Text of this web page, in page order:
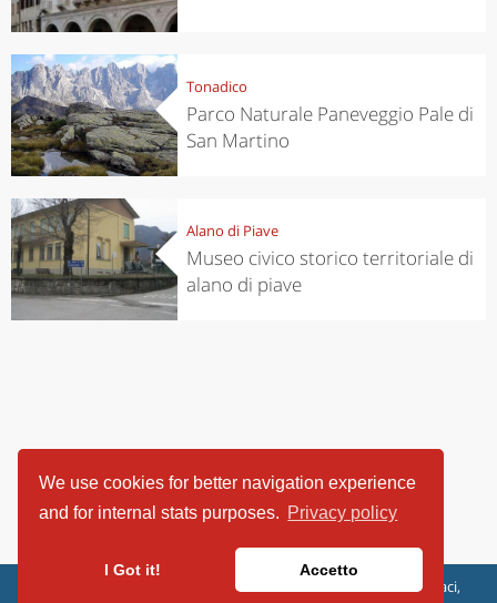
We use cookies for better navigation experience
and for internal stats purposes. Privacy policy
I Got it! Accetto
Tonadico
Parco Naturale Paneveggio Pale di
San Martino
Alano di Piave
Museo civico storico territoriale di
alano di piave
ViaggiArt - © 2013-2026 Altrama Italia SRL | Piazza Caduti di Capaci,